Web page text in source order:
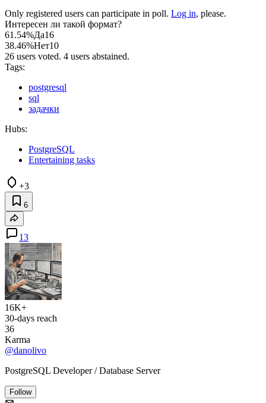
Only registered users can participate in poll. Log in, please.
Интересен ли такой формат?
61.54%Да16
38.46%Нет10
26 users voted. 4 users abstained.
Tags:
postgresql
sql
задачки
Hubs:
PostgreSQL
Entertaining tasks
+3
6
13
16K+
30-days reach
36
Karma
@danolivo
PostgreSQL Developer / Database Server
Follow